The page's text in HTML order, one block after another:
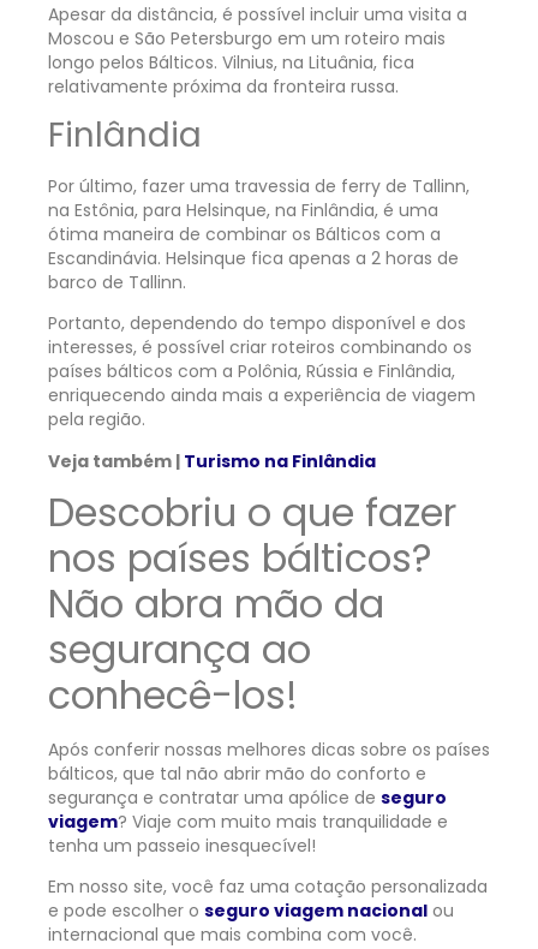
Apesar da distância, é possível incluir uma visita a
Moscou e São Petersburgo em um roteiro mais
longo pelos Bálticos. Vilnius, na Lituânia, fica
relativamente próxima da fronteira russa.
Finlândia
Por último, fazer uma travessia de ferry de Tallinn,
na Estônia, para Helsinque, na Finlândia, é uma
ótima maneira de combinar os Bálticos com a
Escandinávia. Helsinque fica apenas a 2 horas de
barco de Tallinn.
Portanto, dependendo do tempo disponível e dos
interesses, é possível criar roteiros combinando os
países bálticos com a Polônia, Rússia e Finlândia,
enriquecendo ainda mais a experiência de viagem
pela região.
Veja também | Turismo na Finlândia
Descobriu o que fazer
nos países bálticos?
Não abra mão da
segurança ao
conhecê-los!
Após conferir nossas melhores dicas sobre os países
bálticos, que tal não abrir mão do conforto e
segurança e contratar uma apólice de seguro
viagem? Viaje com muito mais tranquilidade e
tenha um passeio inesquecível!
Em nosso site, você faz uma cotação personalizada
e pode escolher o seguro viagem nacional ou
internacional que mais combina com você.